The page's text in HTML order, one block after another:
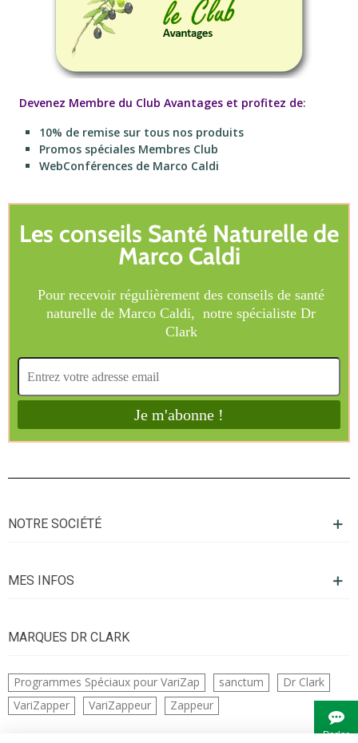
Devenez Membre du Club Avantages et profitez de:
10% de remise sur tous nos produits
Promos spéciales Membres Club
WebConférences de Marco Caldi
NOTRE SOCIÉTÉ
MES INFOS
MARQUES DR CLARK
Programmes Spéciaux pour VariZap sanctum
Dr Clark
VariZapper
VariZappeur Zappeur
Parler